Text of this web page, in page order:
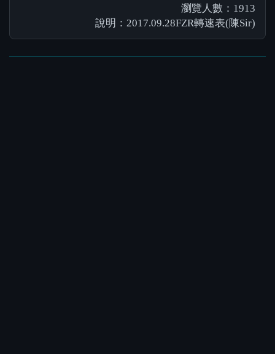
瀏覽人數：1913
說明：2017.09.28FZR轉速表(陳Sir)